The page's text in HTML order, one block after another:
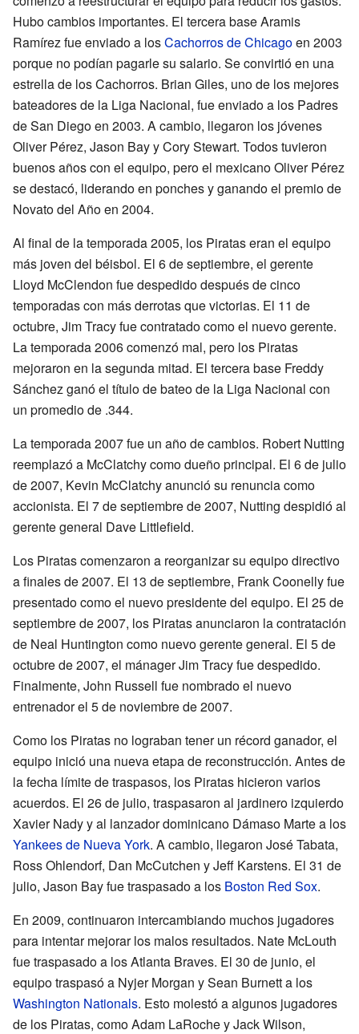
Hubo cambios importantes. El tercera base Aramis
Ramírez fue enviado a losCachorros de Chicagoen 2003
porque no podían pagarle su salario. Se convirtió en una
estrella de los Cachorros. Brian Giles, uno de los mejores
bateadores de la Liga Nacional, fue enviado a los Padres
de San Diego en 2003. A cambio, llegaron los jóvenes
Oliver Pérez, Jason Bay y Cory Stewart. Todos tuvieron
buenos años con el equipo, pero el mexicano Oliver Pérez
se destacó, liderando en ponches y ganando el premio de
Novato del Año en 2004.
Al final de la temporada 2005, los Piratas eran el equipo
más joven del béisbol. El 6 de septiembre, el gerente
Lloyd McClendon fue despedido después de cinco
temporadas con más derrotas que victorias. El 11 de
octubre, Jim Tracy fue contratado como el nuevo gerente.
La temporada 2006 comenzó mal, pero los Piratas
mejoraron en la segunda mitad. El tercera base Freddy
Sánchez ganó el título de bateo de la Liga Nacional con
un promedio de .344.
La temporada 2007 fue un año de cambios. Robert Nutting
reemplazó a McClatchy como dueño principal. El 6 de julio
de 2007, Kevin McClatchy anunció su renuncia como
accionista. El 7 de septiembre de 2007, Nutting despidió al
gerente general Dave Littlefield.
Los Piratas comenzaron a reorganizar su equipo directivo
a finales de 2007. El 13 de septiembre, Frank Coonelly fue
presentado como el nuevo presidente del equipo. El 25 de
septiembre de 2007, los Piratas anunciaron la contratación
de Neal Huntington como nuevo gerente general. El 5 de
octubre de 2007, el mánager Jim Tracy fue despedido.
Finalmente, John Russell fue nombrado el nuevo
entrenador el 5 de noviembre de 2007.
Como los Piratas no lograban tener un récord ganador, el
equipo inició una nueva etapa de reconstrucción. Antes de
la fecha límite de traspasos, los Piratas hicieron varios
acuerdos. El 26 de julio, traspasaron al jardinero izquierdo
Xavier Nady y al lanzador dominicano Dámaso Marte a los
Yankees de Nueva York. A cambio, llegaron José Tabata,
Ross Ohlendorf, Dan McCutchen y Jeff Karstens. El 31 de
julio, Jason Bay fue traspasado a los Boston Red Sox.
En 2009, continuaron intercambiando muchos jugadores
para intentar mejorar los malos resultados. Nate McLouth
fue traspasado a los Atlanta Braves. El 30 de junio, el
equipo traspasó a Nyjer Morgan y Sean Burnett a los
Washington Nationals. Esto molestó a algunos jugadores
de los Piratas, como Adam LaRoche y Jack Wilson,